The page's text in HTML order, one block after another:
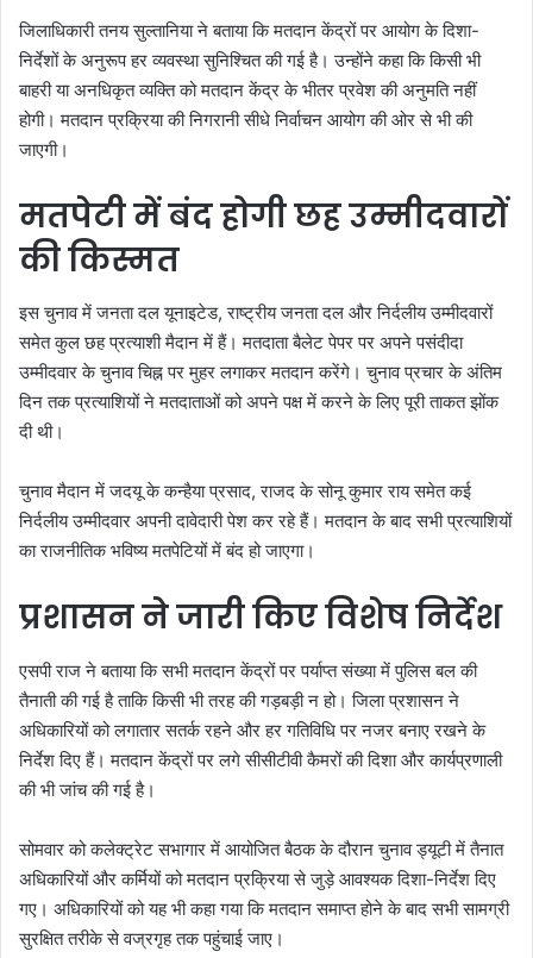
जिलाधिकारी तनय सुल्तानिया ने बताया कि मतदान केंद्रों पर आयोग के दिशा-
निर्देशों के अनुरूप हर व्यवस्था सुनिश्चित की गई है। उन्होंने कहा कि किसी भी
बाहरी या अनधिकृत व्यक्ति को मतदान केंद्र के भीतर प्रवेश की अनुमति नहीं
होगी। मतदान प्रक्रिया की निगरानी सीधे निर्वाचन आयोग की ओर से भी की
जाएगी।
मतपेटी में बंद होगी छह उम्मीदवारों
की किस्मत
इस चुनाव में जनता दल यूनाइटेड, राष्ट्रीय जनता दल और निर्दलीय उम्मीदवारों
समेत कुल छह प्रत्याशी मैदान में हैं। मतदाता बैलेट पेपर पर अपने पसंदीदा
उम्मीदवार के चुनाव चिह्न पर मुहर लगाकर मतदान करेंगे। चुनाव प्रचार के अंतिम
दिन तक प्रत्याशियों ने मतदाताओं को अपने पक्ष में करने के लिए पूरी ताकत झोंक
दी थी।
चुनाव मैदान में जदयू के कन्हैया प्रसाद, राजद के सोनू कुमार राय समेत कई
निर्दलीय उम्मीदवार अपनी दावेदारी पेश कर रहे हैं। मतदान के बाद सभी प्रत्याशियों
का राजनीतिक भविष्य मतपेटियों में बंद हो जाएगा।
प्रशासन ने जारी किए विशेष निर्देश
एसपी राज ने बताया कि सभी मतदान केंद्रों पर पर्याप्त संख्या में पुलिस बल की
तैनाती की गई है ताकि किसी भी तरह की गड़बड़ी न हो। जिला प्रशासन ने
अधिकारियों को लगातार सतर्क रहने और हर गतिविधि पर नजर बनाए रखने के
निर्देश दिए हैं। मतदान केंद्रों पर लगे सीसीटीवी कैमरों की दिशा और कार्यप्रणाली
की भी जांच की गई है।
सोमवार को कलेक्ट्रेट सभागार में आयोजित बैठक के दौरान चुनाव ड्यूटी में तैनात
अधिकारियों और कर्मियों को मतदान प्रक्रिया से जुड़े आवश्यक दिशा-निर्देश दिए
गए। अधिकारियों को यह भी कहा गया कि मतदान समाप्त होने के बाद सभी सामग्री
सुरक्षित तरीके से वज्रगृह तक पहुंचाई जाए।